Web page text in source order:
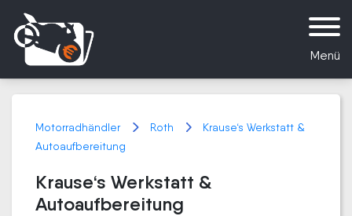
Menü
Motorradhändler Roth
Krause‘s Werkstatt &
Autoaufbereitung
Krause‘s Werkstatt &
Autoaufbereitung